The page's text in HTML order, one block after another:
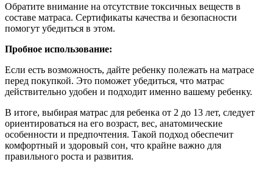
Обратите внимание на отсутствие токсичных веществ в
составе матраса. Сертификаты качества и безопасности
помогут убедиться в этом.
Пробное использование:
Если есть возможность, дайте ребенку полежать на матрасе
перед покупкой. Это поможет убедиться, что матрас
действительно удобен и подходит именно вашему ребенку.
В итоге, выбирая матрас для ребенка от 2 до 13 лет, следует
ориентироваться на его возраст, вес, анатомические
особенности и предпочтения. Такой подход обеспечит
комфортный и здоровый сон, что крайне важно для
правильного роста и развития.